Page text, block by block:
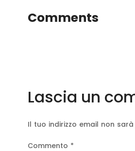
Comments
Lascia un
Il tuo indirizzo email non
Commento *